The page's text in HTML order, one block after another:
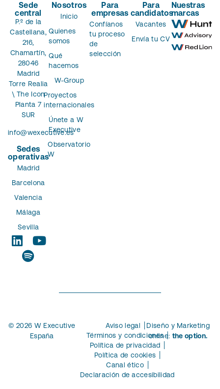
Sede
central
P.º de la
Castellana,
216,
Chamartín,
28046
Madrid
Torre Realia
\ The Icon
Planta 7
SUR
info@wexecutive.es
Sedes
operativas
Madrid
Barcelona
Valencia
Málaga
Sevilla
Nosotros
Inicio
Quienes
somos
Qué
hacemos
W-Group
Proyectos
internacionales
Únete a W
Executive
Observatorio
W
Para
empresas
Confíanos
tu proceso
de
selección
Para
candidatos
Vacantes
Envía tu CV
Nuestras
marcas
© 2026 W Executive
España
Aviso legal
Términos y condiciones
Política de privacidad
Política de cookies
Canal ético
Declaración de accesibilidad
Diseño y Marketing
online: the option.